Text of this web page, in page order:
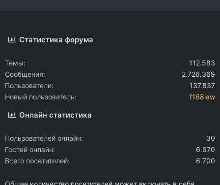
Статистика форума
Темы
112.583
Сообщения
2.726.369
Пользователи
137.837
Новый пользователь
f168law
Онлайн статистика
Пользователей онлайн
30
Гостей онлайн
6.670
Всего посетителей
6.700